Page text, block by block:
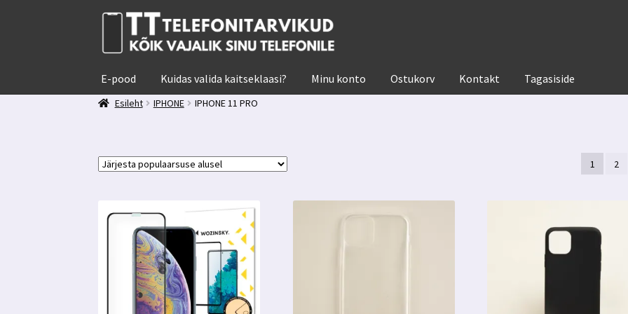
Liigu
navigeerimisele
Liigu
juurde
E-pood Kuidas valida kaitseklaasi? Minu konto Ostukorv Kontakt Tagasiside
Esileht
IPHONE IPHONE 11 PRO
1 2